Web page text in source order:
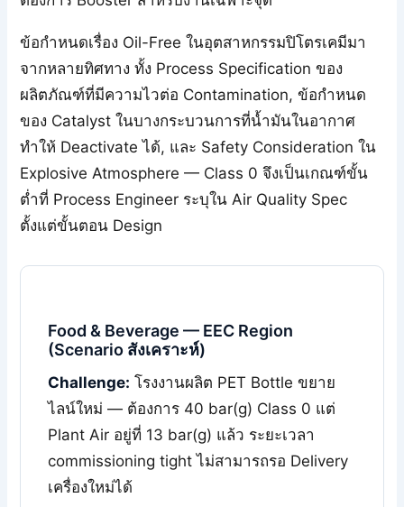
ข้อกำหนดเรื่อง Oil-Free ในอุตสาหกรรมปิโตรเคมีมา
จากหลายทิศทาง ทั้ง Process Specification ของ
ผลิตภัณฑ์ที่มีความไวต่อ Contamination, ข้อกำหนด
ของ Catalyst ในบางกระบวนการที่น้ำมันในอากาศ
ทำให้ Deactivate ได้, และ Safety Consideration ใน
Explosive Atmosphere — Class 0 จึงเป็นเกณฑ์ขั้น
ต่ำที่ Process Engineer ระบุใน Air Quality Spec
ตั้งแต่ขั้นตอน Design
Food & Beverage — EEC Region
(Scenario สังเคราะห์)
Challenge: โรงงานผลิต PET Bottle ขยาย
ไลน์ใหม่ — ต้องการ 40 bar(g) Class 0 แต่
Plant Air อยู่ที่ 13 bar(g) แล้ว ระยะเวลา
commissioning tight ไม่สามารถรอ Delivery
เครื่องใหม่ได้